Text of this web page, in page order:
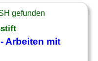
gefunden
Arbeiten mit